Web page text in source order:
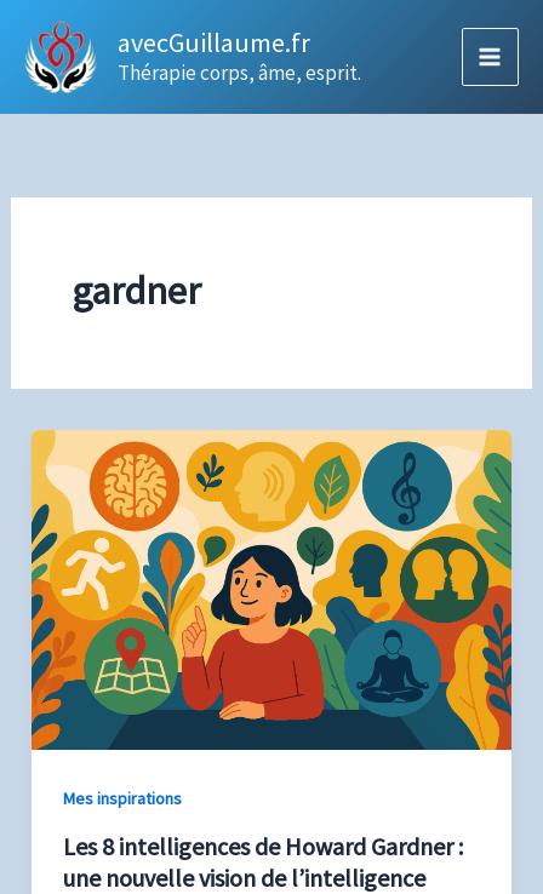
contenu
avecGuillaume.fr
Thérapie corps, âme, esprit.
gardner
Mes inspirations
Les 8 intelligences de Howard Gardner :
une nouvelle vision de l’intelligence